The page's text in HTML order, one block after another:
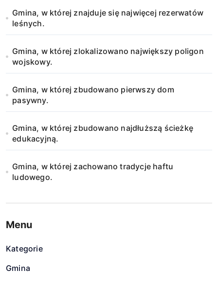
Gmina, w której znajduje się najwięcej rezerwatów
leśnych.
Gmina, w której zlokalizowano największy poligon
wojskowy.
Gmina, w której zbudowano pierwszy dom
pasywny.
Gmina, w której zbudowano najdłuższą ścieżkę
edukacyjną.
Gmina, w której zachowano tradycje haftu
ludowego.
Menu
Kategorie
Gmina